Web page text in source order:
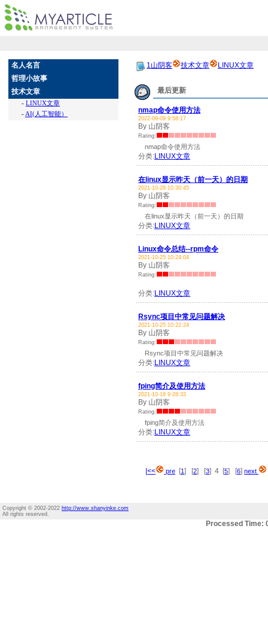
名人名言
哲理小故事
技术文章
- LINUX文章
- AI(人工智能）
1山阴客 技术文章 LINUX文章
最后更新
nmap命令使用方法
2022-09-09 9:58:17
By 山阴客
Rating:
nmap命令使用方法
分类:LINUX文章
在linux显示昨天（前一天）的日期
2021-10-28 10:30:45
By 山阴客
Rating:
在linux显示昨天（前一天）的日期
分类:LINUX文章
Linux命令总结--rpm命令
2021-10-25 10:24:04
By 山阴客
Rating:
分类:LINUX文章
Rsync项目中常见问题解决
2021-10-25 10:22:24
By 山阴客
Rating:
Rsync项目中常见问题解决
分类:LINUX文章
fping简介及使用方法
2021-10-18 9:28:33
By 山阴客
Rating:
fping简介及使用方法
分类:LINUX文章
|<< pre [1] [2] [3] 4 [5] [6] next
Copyright © 2002-2022 http://www.shanyinke.com
All rights reserved.
Processed Time: